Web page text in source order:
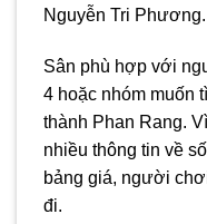
Nguyễn Tri Phương.
Sân phù hợp với
4 hoặc nhóm muốn
thành Phan Rang.
nhiều thông tin về
bảng giá, người
đi.